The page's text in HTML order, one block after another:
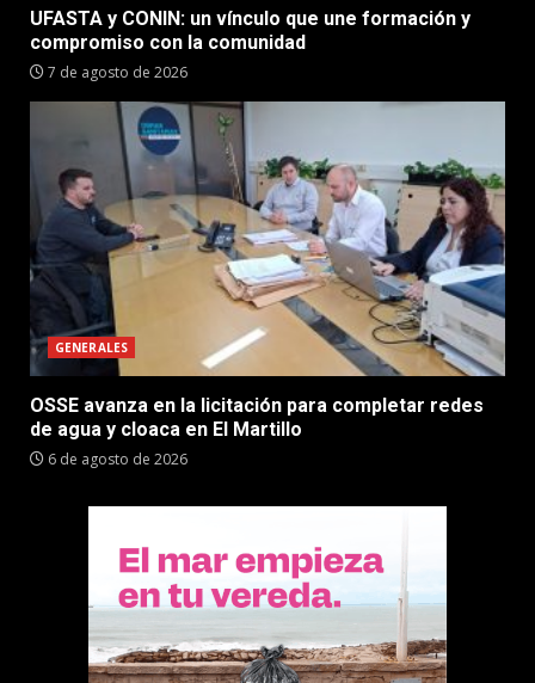
UFASTA y CONIN: un vínculo que une formación y
compromiso con la comunidad
7 de agosto de 2026
GENERALES
OSSE avanza en la licitación para completar redes
de agua y cloaca en El Martillo
6 de agosto de 2026